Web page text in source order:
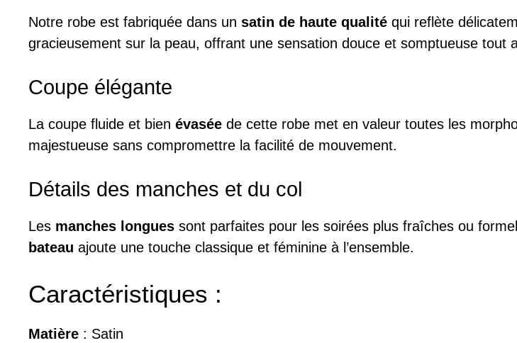
Notre robe est fabriquée dans un satin de haute qualité qui reflète
gracieusement sur la peau, offrant une sensation douce et somptueuse tout
Coupe élégante
La coupe fluide et bien évasée de cette robe met en valeur toutes les
majestueuse sans compromettre la facilité de mouvement.
Détails des manches et du col
Les manches longues sont parfaites pour les soirées plus fraîches ou
bateau ajoute une touche classique et féminine à l’ensemble.
Caractéristiques :
Matière : Satin